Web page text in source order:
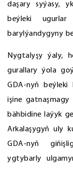
daşary syýasy,
beýleki
barylýandygyny
Nygtalyşy ýaly,
gurallary ýola
GDA-nyň beýleki
işine gatnaşmagy
bähbidine laýyk
Arkalaşygyň uly
GDA-nyň
ygtybarly